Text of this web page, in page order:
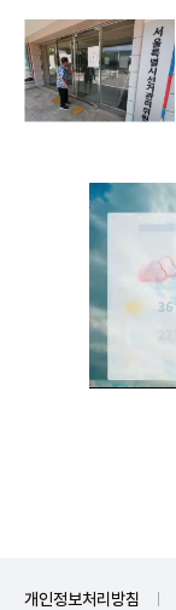
개인정보처리방침